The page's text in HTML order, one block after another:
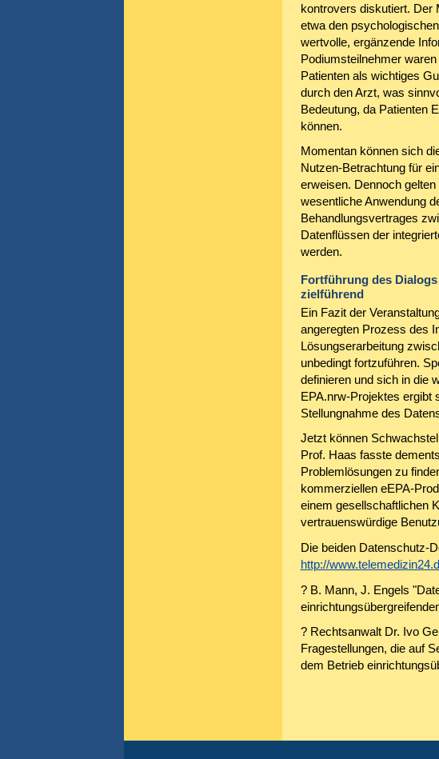
kontrovers diskutiert. Der
etwa den
wertvolle, ergänzende
Podiumsteilnehmer
Patienten als wichtiges
durch den Arzt, was
Bedeutung, da Patienten
können.
Momentan können sich
Nutzen-Betrachtung für
erweisen. Dennoch
wesentliche Anwendung
Behandlungsvertrages
Datenflüssen der
werden.
Fortführung des
zielführend
Ein Fazit der
angeregten Prozess des
Lösungserarbeitung
unbedingt fortzuführen.
definieren und sich in die
EPA.nrw-Projektes ergibt
Stellungnahme des
Jetzt können
Prof. Haas fasste
Problemlösungen zu
kommerziellen eEPA-
einem gesellschaftlichen
vertrauenswürdige
Die beiden Datenschutz-
http://
? B. Mann, J. Engels
? Rechtsanwalt Dr. Ivo
Fragestellungen, die auf
dem Betrieb